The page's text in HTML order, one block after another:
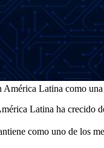
Latina como
Latina ha crecido
como uno de los